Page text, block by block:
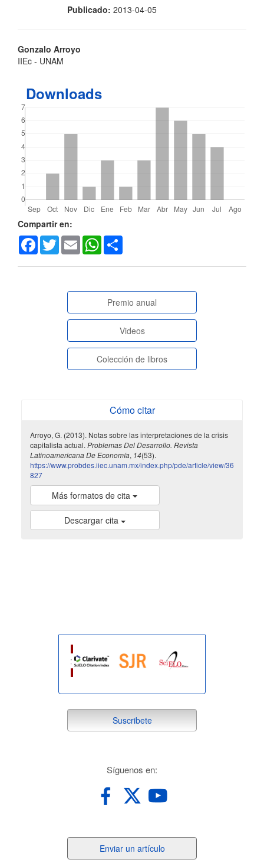
Publicado: 2013-04-05
Contenido
del
artículo
Gonzalo Arroyo
IIEc - UNAM
Downloads
Detalles
del
Compartir en:
Facebook
Twitter Email WhatsApp
paginasespeciales
Premio anual
Videos
Colección de libros
Cómo citar
Arroyo, G. (2013). Notas sobre las interpretaciones de la crisis
capitalista actual. Problemas Del Desarrollo. Revista
Latinoamericana De Economía, 14(53).
https://www.probdes.iiec.unam.mx/index.php/pde/article/view/36
827
Más formatos de cita
Descargar cita
suscribete
Suscribete
Síguenos en:
Enviar un artículo